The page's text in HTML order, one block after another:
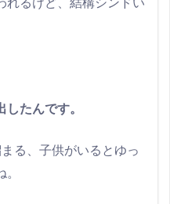
れるけど、結構シンドい
たんです。
る、子供がいるとゆっ